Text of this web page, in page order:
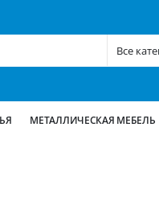
МЕТАЛЛИЧЕСКАЯ МЕБЕЛЬ